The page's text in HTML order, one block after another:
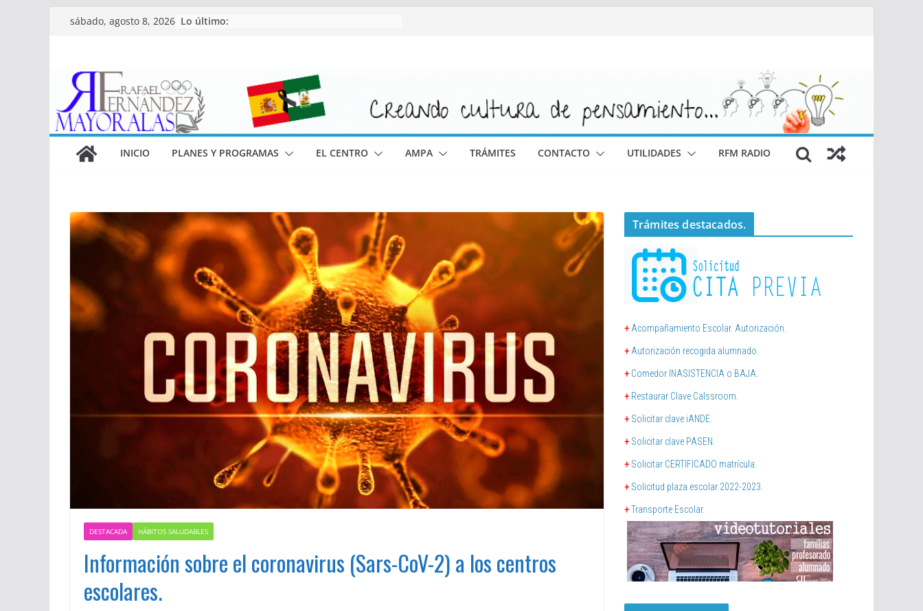
Saltarsábado, agosto 8, 2026 Lo último:
INICIO PLANES Y PROGRAMAS EL CENTRO AMPA TRÁMITES CONTACTO UTILIDADES RFM RADIO
DESTACADA HÁBITOS SALUDABLES
Información sobre el coronavirus (Sars-CoV-2) a los centros
escolares.
Trámites destacados.
+ Acompañamiento Escolar. Autorización.
+ Autorización recogida alumnado.
+ Comedor INASISTENCIA o BAJA.
+ Restaurar Clave Calssroom.
+ Solicitar clave iANDE.
+ Solicitar clave PASEN.
+ Solicitar CERTIFICADO matrícula.
+ Solicitud plaza escolar 2022-2023.
+Transporte Escolar.